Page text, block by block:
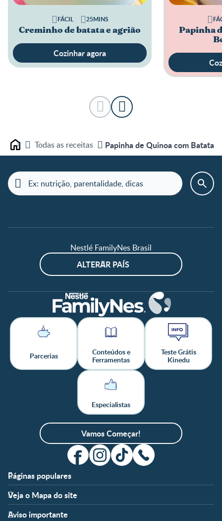
Creminho de batata e agrião
FÁCIL 25MINS
Cozinhar agora
Papinha
Home Todas as receitas Papinha de Quinoa com Batata
Nestlé FamilyNes Brasil
ALTERAR PAÍS
Parcerias
Conteúdos e
Ferramentas
Teste Grátis
Kinedu
Especialistas
Vamos Começar!
Páginas populares
Apoio
FAQ
Nossos Artigos
Clube
Veja o Mapa do site
Fases
Pré-Concepção
Temas
Aviso importante